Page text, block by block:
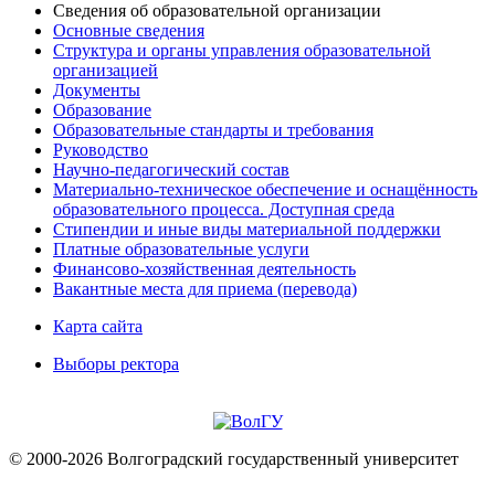
Сведения об образовательной организации
Основные сведения
Структура и органы управления образовательной
организацией
Документы
Образование
Образовательные стандарты и требования
Руководство
Научно-педагогический состав
Материально-техническое обеспечение и оснащённость
образовательного процесса. Доступная среда
Стипендии и иные виды материальной поддержки
Платные образовательные услуги
Финансово-хозяйственная деятельность
Вакантные места для приема (перевода)
Карта сайта
Выборы ректора
© 2000-2026 Волгоградский государственный университет